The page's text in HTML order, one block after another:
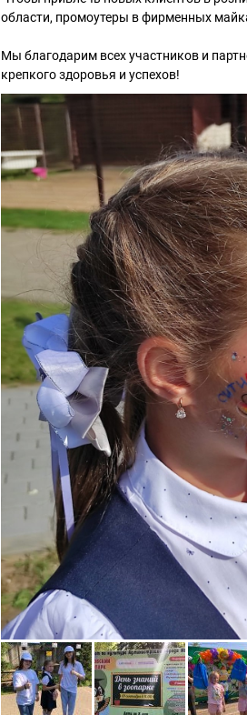
области, промоутеры в фирменных
Мы благодарим всех участников и
крепкого здоровья и успехов!